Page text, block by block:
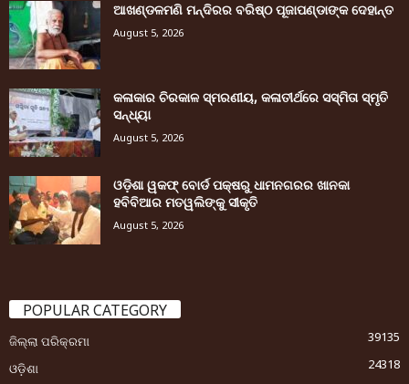
ଆଖଣ୍ଡଳମଣି ମନ୍ଦିରର ବରିଷ୍ଠ ପୂଜାପଣ୍ଡାଙ୍କ ଦେହାନ୍ତ
August 5, 2026
କଳାକାର ଚିରକାଳ ସ୍ମରଣୀୟ, କଳାତୀର୍ଥରେ ସସ୍ମିତା ସ୍ମୃତି
ସନ୍ଧ୍ୟା
August 5, 2026
ଓଡ଼ିଶା ୱକଫ୍ ବୋର୍ଡ ପକ୍ଷରୁ ଧାମନଗରର ଖାନକା
ହବିବିଆର ମତୱଲିଙ୍କୁ ସୀକୃତି
August 5, 2026
POPULAR CATEGORY
ଜିଲ୍ଲା ପରିକ୍ରମା
39135
ଓଡ଼ିଶା
24318